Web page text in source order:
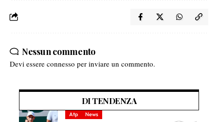
Nessun commento
Devi essere connesso per inviare un commento.
DI TENDENZA
Atp News